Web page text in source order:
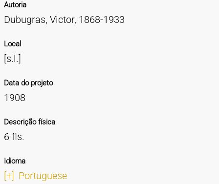
Autoria
Dubugras, Victor, 1868-1933
Local
[s.l.]
Data do projeto
1908
Descrição física
6 fls.
Idioma
[+] Portuguese